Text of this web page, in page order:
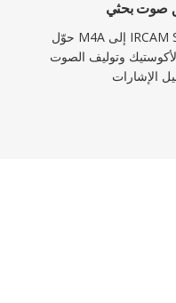
صوت بحثي
حوّل M4A إلى IRCAM SDIF — التنسيق
وتوليف الصوت